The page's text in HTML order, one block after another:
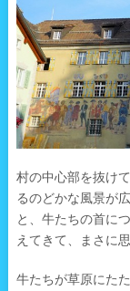
村の中心部を抜け
るのどかな風景が
と、牛たちの首に
えてきて、まさに
牛たちが草原にた